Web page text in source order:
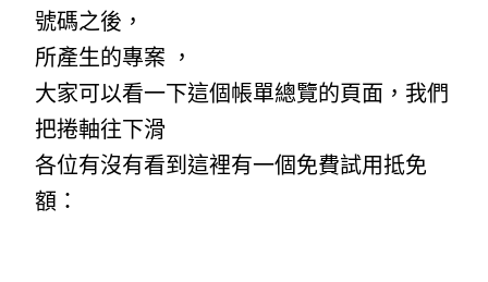
號碼之後，
所產生的專案 ，
大家可以看一下這個帳單總覽的頁面，我們
把捲軸往下滑
各位有沒有看到這裡有一個免費試用抵免
額：